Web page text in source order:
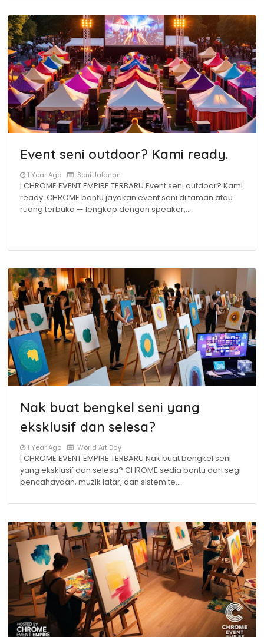
Event seni outdoor? Kami ready.
1 Year Ago Seni Jalanan
| CHROME EVENT EMPIRE TERBARU Event seni outdoor? Kami
ready. CHROME bantu jayakan event seni di taman atau
ruang terbuka — lengkap dengan speaker,…
Nak buat bengkel seni yang
eksklusif dan selesa?
1 Year Ago World Art Day
| CHROME EVENT EMPIRE TERBARU Nak buat bengkel seni
yang eksklusif dan selesa? CHROME sedia bantu dari segi
pencahayaan, muzik latar, dan sistem te…